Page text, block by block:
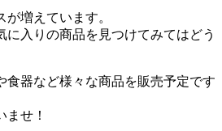
増えています。
に入りの商品を見つけてみてはどう
食器など様々な商品を販売予定です
せ！